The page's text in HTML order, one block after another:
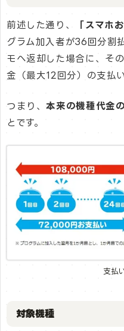
前述した通り、 「スマホ
グラム加入者が36回分割
モへ返却した場合に、そ
金（最大12回分）の支払
つまり、本来の機種代金
とです。
支払
対象機種